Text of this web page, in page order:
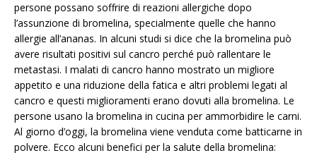
persone possano soffrire di reazioni allergiche dopo
l’assunzione di bromelina, specialmente quelle che hanno
allergie all’ananas. In alcuni studi si dice che la bromelina può
avere risultati positivi sul cancro perché può rallentare le
metastasi. I malati di cancro hanno mostrato un migliore
appetito e una riduzione della fatica e altri problemi legati al
cancro e questi miglioramenti erano dovuti alla bromelina. Le
persone usano la bromelina in cucina per ammorbidire le carni.
Al giorno d’oggi, la bromelina viene venduta come batticarne in
polvere. Ecco alcuni benefici per la salute della bromelina: